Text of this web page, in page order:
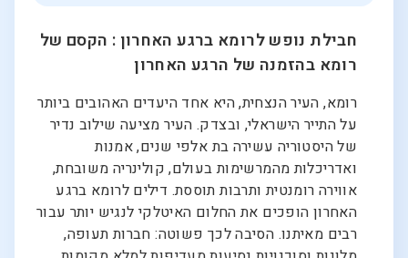
חבילת נופש לרומא ברגע האחרון : הקסם של
רומא בהזמנה של הרגע האחרון
רומא, העיר הנצחית, היא אחד היעדים האהובים ביותר
על התייר הישראלי, ובצדק. העיר מציעה שילוב נדיר
של היסטוריה עשירה בת אלפי שנים, אמנות
ואדריכלות מהמרשימות בעולם, קולינריה משובחת,
אווירה רומנטית ותרבות תוססת. דילים לרומא ברגע
האחרון הופכים את החלום האיטלקי לנגיש יותר עבור
רבים מאיתנו. הסיבה לכך פשוטה: חברות תעופה,